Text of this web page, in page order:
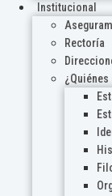
Institucional
Rectoría